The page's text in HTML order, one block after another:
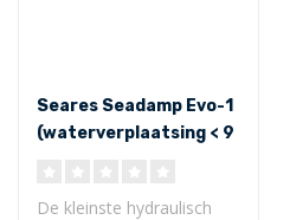
Seares Seadamp Evo-1
(waterverplaatsing < 9
De kleinste hydraulisch